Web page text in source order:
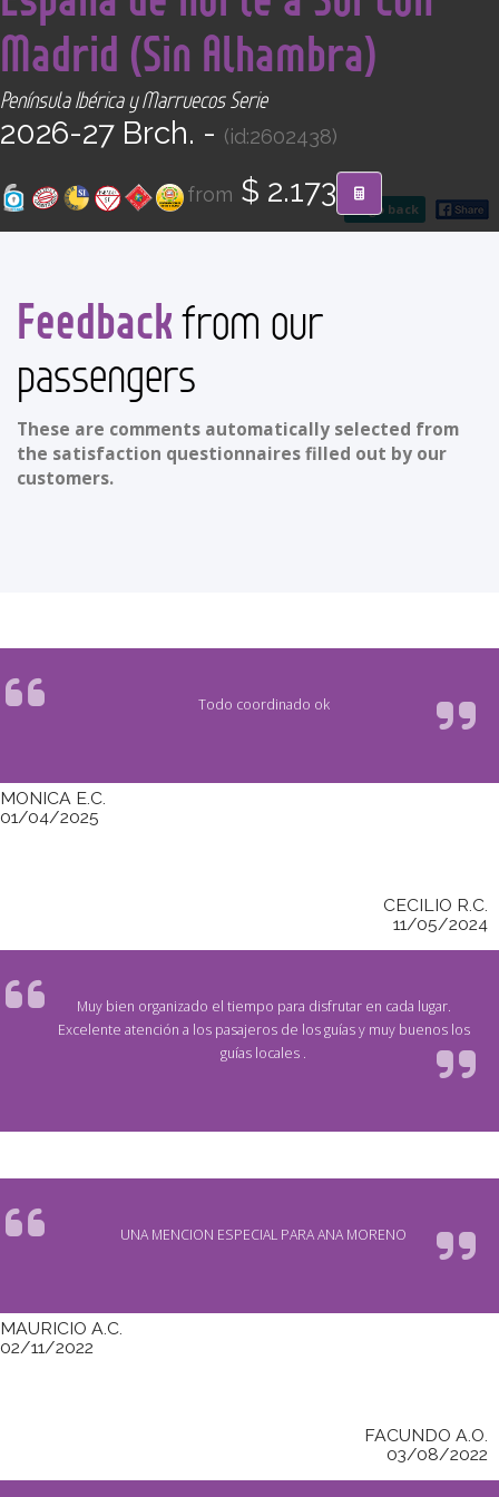
CONTACT
go back
Madrid (Sin Alhambra)
Península Ibérica y Marruecos Serie
2026-27 Brch. - (id:2602438)
from $ 2.173
Feedbackfrom our
passengers
These are comments automatically selected from
the satisfaction questionnaires filled out by our
customers.
Todo coordinado ok
MONICA E.C.
01/04/2025
CECILIO R.C.
11/05/2024
Muy bien organizado el tiempo para disfrutar en cada lugar.
Excelente atención a los pasajeros de los guías y muy buenos los
guías locales .
UNA MENCION ESPECIAL PARA ANA MORENO
MAURICIO A.C.
02/11/2022
FACUNDO A.O.
03/08/2022